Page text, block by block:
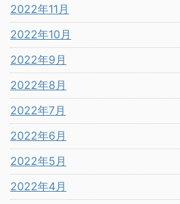
2022年11月
2022年10月
2022年9月
2022年8月
2022年7月
2022年6月
2022年5月
2022年4月